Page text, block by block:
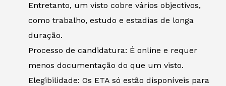
Entretanto, um visto cobre vários objectivos,
como trabalho, estudo e estadias de longa
duração.
Processo de candidatura: É online e requer
menos documentação do que um visto.
Elegibilidade: Os ETA só estão disponíveis para